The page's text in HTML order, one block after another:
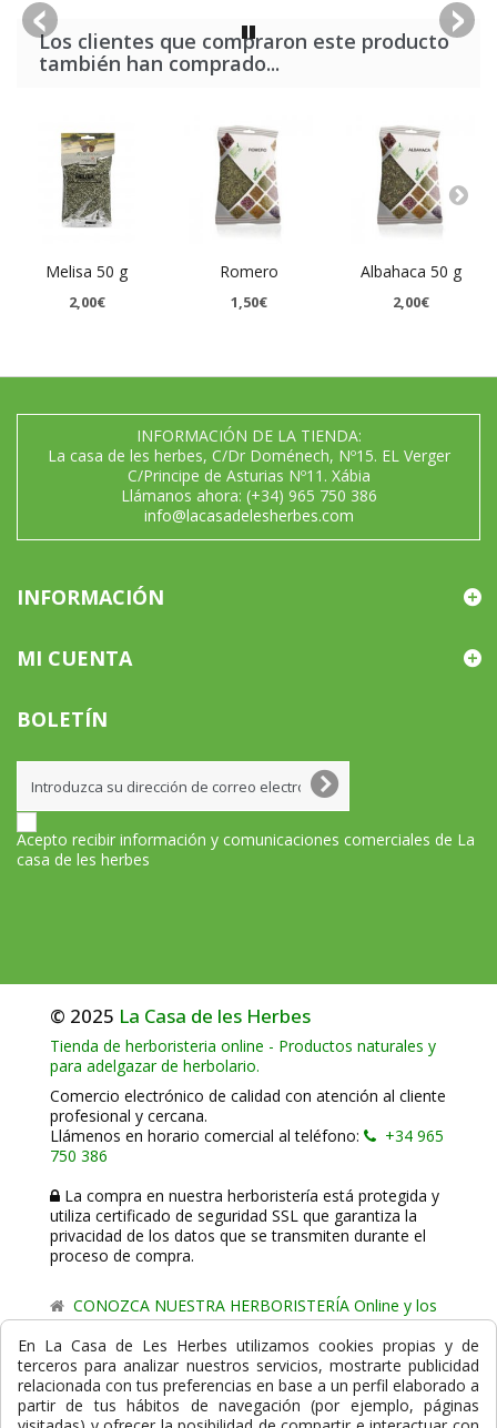
Los clientes que compraron este producto
también han comprado...
Melisa 50 g
2,00€
Romero
1,50€
Albahaca 50 g
2,00€
INFORMACIÓN DE LA TIENDA:
La casa de les herbes, C/Dr Doménech, Nº15. EL Verger
C/Principe de Asturias Nº11. Xábia
Llámanos ahora: (+34) 965 750 386
info@lacasadelesherbes.com
INFORMACIÓN
MI CUENTA
BOLETÍN
Acepto recibir información y comunicaciones comerciales de La
casa de les herbes
© 2025 La Casa de les Herbes
Tienda de herboristeria online - Productos naturales y
para adelgazar de herbolario.
Comercio electrónico de calidad con atención al cliente
profesional y cercana.
Llámenos en horario comercial al teléfono:
+34 965
750 386
La compra en nuestra herboristería está protegida y
utiliza certificado de seguridad SSL que garantiza la
privacidad de los datos que se transmiten durante el
proceso de compra.
CONOZCA NUESTRA HERBORISTERÍA Online y los
comercio de proximidad de La Casa de les Herbes.
Powered byGesdi.com E-Commerce - Tiendas online
profesionales y seguras
En La Casa de Les Herbes utilizamos cookies propias y de
terceros para analizar nuestros servicios, mostrarte publicidad
relacionada con tus preferencias en base a un perfil elaborado a
partir de tus hábitos de navegación (por ejemplo, páginas